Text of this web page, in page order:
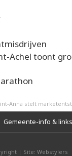
Achel toont
Anna stelt
Gemeente-info & links
| Site: Webstylers